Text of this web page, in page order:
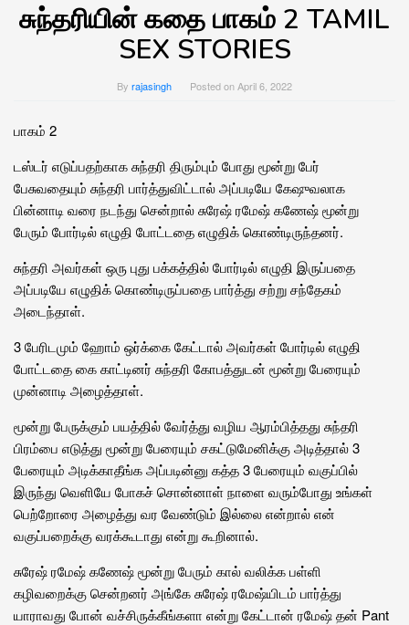
சுந்தரியின் கதை பாகம் ‌‌‌2 TAMIL
SEX STORIES
By rajasingh Posted on April 6, 2022
பாகம் 2
டஸ்டர் எடுப்பதற்காக சுந்தரி திரும்பும் போது மூன்று பேர்
பேசுவதையும் சுந்தரி பார்த்துவிட்டால் அப்படியே கேஷுவலாக
பின்னாடி வரை நடந்து சென்றால் சுரேஷ் ரமேஷ் கணேஷ் மூன்று
பேரும் போர்டில் எழுதி போட்டதை எழுதிக் கொண்டிருந்தனர்.
சுந்தரி அவர்கள் ஒரு புது பக்கத்தில் போர்டில் எழுதி இருப்பதை
அப்படியே எழுதிக் கொண்டிருப்பதை பார்த்து சற்று சந்தேகம்
அடைந்தாள்.
3 பேரிடமும் ஹோம் ஒர்க்கை கேட்டால் அவர்கள் போர்டில் எழுதி
போட்டதை கை காட்டினர் சுந்தரி கோபத்துடன் மூன்று பேரையும்
முன்னாடி அழைத்தாள்.
மூன்று பேருக்கும் பயத்தில் வேர்த்து வழிய ஆரம்பித்தது சுந்தரி
பிரம்பை எடுத்து மூன்று பேரையும் சகட்டுமேனிக்கு அடித்தால் 3
பேரையும் அடிக்காதீங்க அப்படின்னு கத்த 3 பேரையும் வகுப்பில்
இருந்து வெளியே போகச் சொன்னாள் நாளை வரும்போது உங்கள்
பெற்றோரை அழைத்து வர வேண்டும் இல்லை என்றால் என்
வகுப்பறைக்கு வரக்கூடாது என்று கூறினால்.
சுரேஷ் ரமேஷ் கணேஷ் மூன்று பேரும் கால் வலிக்க பள்ளி
கழிவறைக்கு சென்றனர் அங்கே சுரேஷ் ரமேஷ்யிடம் பார்த்து
யாராவது போன் வச்சிருக்கீங்களா என்று கேட்டான் ரமேஷ் தன் Pant